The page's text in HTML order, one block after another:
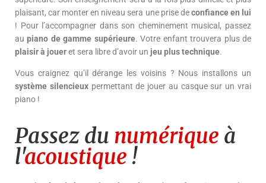
plaisant, car monter en niveau sera une prise deconfiance en lui
! Pour l’accompagner dans son cheminement musical, passez
aupiano de gamme supérieure. Votre enfant trouvera plus de
plaisir à joueret sera libre d’avoir un jeu plus technique.
Vous craignez qu’il dérange les voisins ? Nous installons un
système silencieuxpermettant de jouer au casque sur un vrai
piano !
Passez du numérique à
l'acoustique !